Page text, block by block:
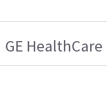
GE HealthCare